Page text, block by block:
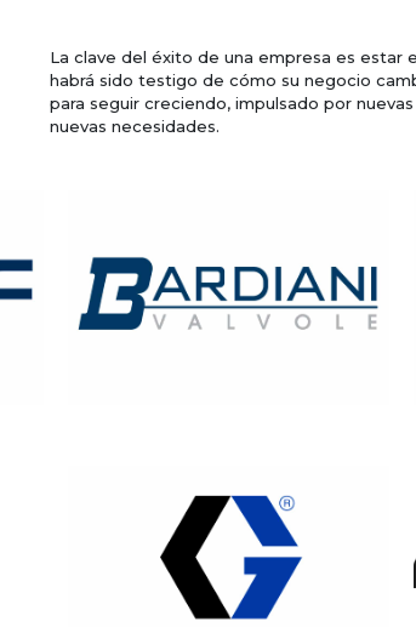
La clave del éxito de una empresa es estar
habrá sido testigo de cómo su negocio
para seguir creciendo, impulsado por
nuevas necesidades.